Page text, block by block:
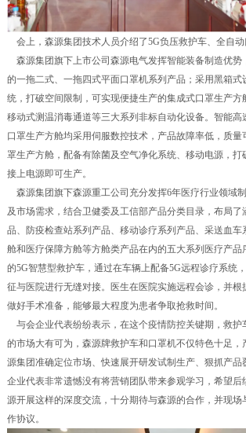
会上，森源集团技术人员介绍了5G负压救护车、全自动
森源集团旗下上市公司森源电气发挥智能装备制造优势
的一拖二式、一拖四式平面口罩机系列产品；采用黑箱式
统，打破空间限制，可实现便捷生产的集成式口罩生产方
移动式测温消毒通道等三大系列非标自动化设备。智能高
口罩生产方舱均采用伺服数控技术，产品故障率低，质量
罩生产方舱，配备有除菌及空气净化系统、移动电源，打
接上电源即可生产。
森源集团旗下森源重工公司充分发挥6年医疗行业领域
及市场需求，结合卫健委及工信部产品分类目录，布局
品、防疫检查站系列产品、移动诊疗系列产品、采送血车
舱和医疗保障方舱等方舱类产品在内的五大系列医疗产品
的5G智慧型救护车，通过在车辆上配备5G远程诊疗系统
征与医院进行无缝对接。医生在医院实施远程会诊，并根
做好手术准备，能够最大程度为患者争取抢救时间。
与会企业代表纷纷表示，在这个疫情防控关键期，救护
的市场大有可为，森源牌救护车和口罩机不仅特色十足，
源集团准确定位市场、快速展开研发试制生产、狠抓产品
企业代表非常遗憾没有将营销团队带来参观学习，希望后
源开展这样的深度交流，十分期待与森源的合作，并现场
作协议。